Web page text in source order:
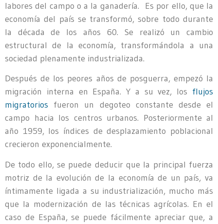
labores del campo o a la ganadería. Es por ello, que la
economía del país se transformó, sobre todo durante
la década de los años 60. Se realizó un cambio
estructural de la economía, transformándola a una
sociedad plenamente industrializada.
Después de los peores años de posguerra, empezó la
migración interna en España. Y a su vez, los flujos
migratorios fueron un degoteo constante desde el
campo hacia los centros urbanos. Posteriormente al
año 1959, los índices de desplazamiento poblacional
crecieron exponencialmente.
De todo ello, se puede deducir que la principal fuerza
motriz de la evolución de la economía de un país, va
íntimamente ligada a su industrialización, mucho más
que la modernización de las técnicas agrícolas. En el
caso de España, se puede fácilmente apreciar que, a